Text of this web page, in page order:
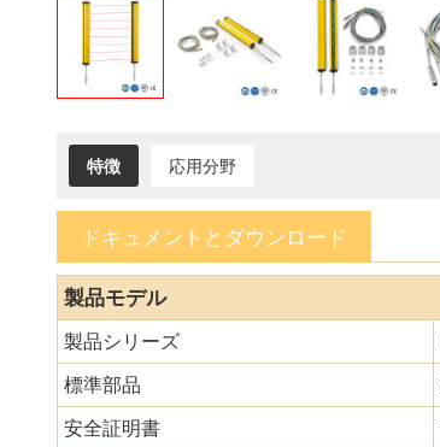
特徴 応用分野
ドキュメントとダウンロード
製品モデル
製品シリーズ
標準部品
安全証明書